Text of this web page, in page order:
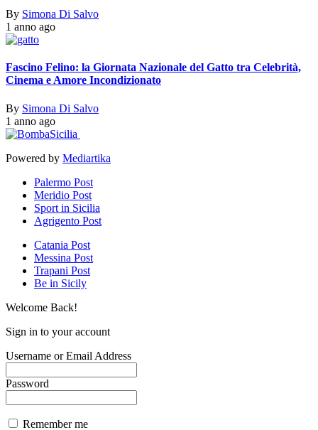
By Simona Di Salvo
1 anno ago
Fascino Felino: la Giornata Nazionale del Gatto tra Celebrità,
Cinema e Amore Incondizionato
By Simona Di Salvo
1 anno ago
Powered by Mediartika
Palermo Post
Meridio Post
Sport in Sicilia
Agrigento Post
Catania Post
Messina Post
Trapani Post
Be in Sicily
Welcome Back!
Sign in to your account
Username or Email Address
Password
Remember me